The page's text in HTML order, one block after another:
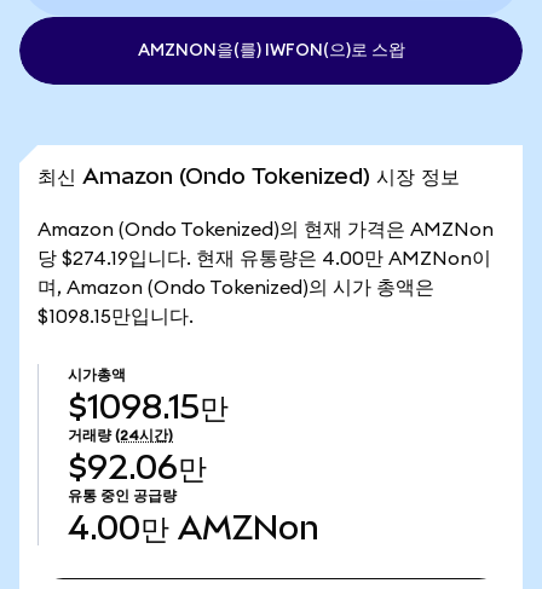
AMZNON을(를) IWFON(으)로 스왑
최신 Amazon (Ondo Tokenized) 시장 정보
Amazon (Ondo Tokenized)의 현재 가격은 AMZNon
당 $274.19입니다. 현재 유통량은 4.00만 AMZNon이
며, Amazon (Ondo Tokenized)의 시가 총액은
$1098.15만입니다.
시가총액
$1098.15만
거래량 (24시간)
$92.06만
유통 중인 공급량
4.00만 AMZNon